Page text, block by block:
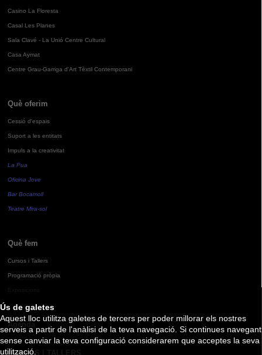
Ús de galetes
Aquest lloc utilitza galetes de tercers per poder millorar els nostres
serveis a partir de l'anàlisi de la teva navegació. Si continues navegant
sense canviar la teva configuració considerarem que acceptes la seva
utilització.
Casino La Floresta
Casal Les Planes
Sala Clavé - La Unió Centre Cultural
Casa Aymat
Centre Grau-Garriga d'Art Tèxtil Contemporani
Què oferim
Cessió d'espais
Suport a les entitats
Impuls a la creativitat
La Pua
Oficina Jove
Bar Bocamoll
Teatre Mira-sol
Què fem
Cursos i Tallers
Programació pròpia
Agenda
CURSOS I TALLERS